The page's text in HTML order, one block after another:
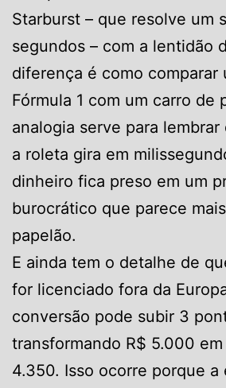
Starburst – que resolve um
segundos – com a lentidão
diferença é como comparar
Fórmula 1 com um carro de
analogia serve para
a roleta gira em
dinheiro fica preso em um
burocrático que parece
papelão.
E ainda tem o detalhe de
for licenciado fora da
conversão pode subir 3
transformando R$ 5.000 em
4.350. Isso ocorre porque a